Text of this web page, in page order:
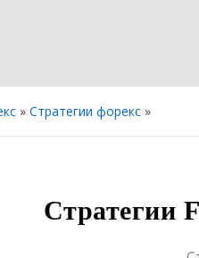
» Стратегии форекс »
Стратегии